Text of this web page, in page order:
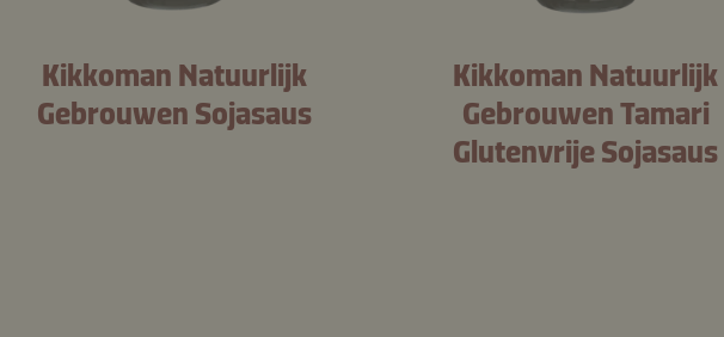
Kikkoman Natuurlijk
Gebrouwen Sojasaus
Kikkoman Natuurlijk
Gebrouwen Tamari
Glutenvrije Sojasaus